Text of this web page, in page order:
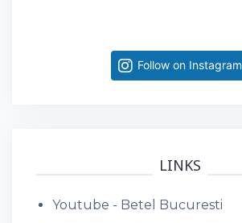
Follow on Instagram
LINKS
Youtube - Betel Bucuresti